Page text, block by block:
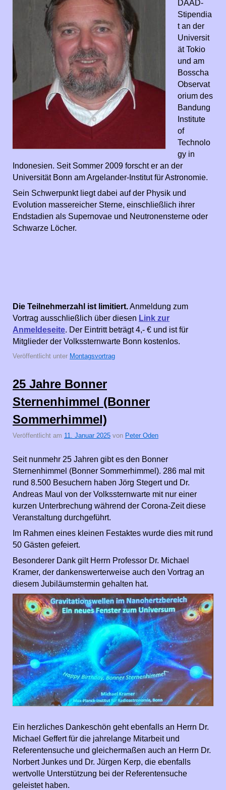
DAAD-
Stipendia
t an der
Universit
ät Tokio
und am
Bosscha
Observat
orium des
Bandung
Institute
of
Technolo
gy in
Indonesien. Seit Sommer 2009 forscht er an der
Universität Bonn am Argelander-Institut für Astronomie.
Sein Schwerpunkt liegt dabei auf der Physik und
Evolution massereicher Sterne, einschließlich ihrer
Endstadien als Supernovae und Neutronensterne oder
Schwarze Löcher.
Die Teilnehmerzahl ist limitiert.Anmeldung zum
Vortrag ausschließlich über diesen Link zur
Anmeldeseite. Der Eintritt beträgt 4,- € und ist für
Mitglieder der Volkssternwarte Bonn kostenlos.
Veröffentlicht unter Montagsvortrag
25 Jahre Bonner
Sternenhimmel (Bonner
Sommerhimmel)
Veröffentlicht am 11. Januar 2025 von Peter Oden
Seit nunmehr 25 Jahren gibt es den Bonner
Sternenhimmel (Bonner Sommerhimmel). 286 mal mit
rund 8.500 Besuchern haben Jörg Stegert und Dr.
Andreas Maul von der Volkssternwarte mit nur einer
kurzen Unterbrechung während der Corona-Zeit diese
Veranstaltung durchgeführt.
Im Rahmen eines kleinen Festaktes wurde dies mit rund
50 Gästen gefeiert.
Besonderer Dank gilt Herrn Professor Dr. Michael
Kramer, der dankenswerterweise auch den Vortrag an
diesem Jubiläumstermin gehalten hat.
Ein herzliches Dankeschön geht ebenfalls an Herrn Dr.
Michael Geffert für die jahrelange Mitarbeit und
Referentensuche und gleichermaßen auch an Herrn Dr.
Norbert Junkes und Dr. Jürgen Kerp, die ebenfalls
wertvolle Unterstützung bei der Referentensuche
geleistet haben.